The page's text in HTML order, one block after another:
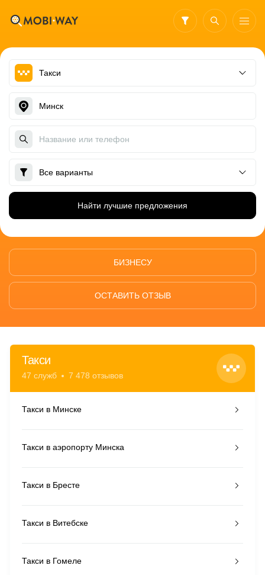
Найти лучшие предложения
БИЗНЕСУ
ОСТАВИТЬ ОТЗЫВ
Такси
47 служб 7 478 отзывов
Такси в Минске
Такси в аэропорту Минска
Такси в Бресте
Такси в Витебске
Такси в Гомеле